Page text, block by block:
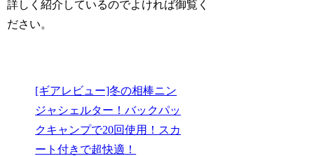
詳しく紹介しているのでよければ御覧く
ださい。
[ギアレビュー]冬の相棒ニン
ジャシェルター！バックパッ
クキャンプで20回使用！スカ
ート付きで超快適！